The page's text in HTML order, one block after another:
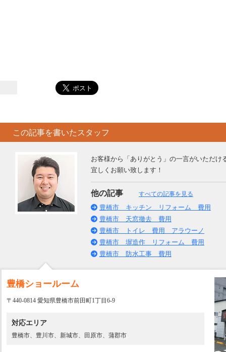
この記事を書いたスタッフ
お客様から「ありがとう」の一言がいただけ
宜しくお願い致します！
他の記事 すべての記事を見る
豊橋市 キッチン リフォーム 費用
豊橋市 天窓撤去 費用
豊橋市 トイレ 費用 アラウーノ
豊橋市 塀造作 リフォーム 費用
豊橋市 防水工事 費用
豊橋ショールーム
〒440-0814 愛知県豊橋市前田町1丁目6-9
対応エリア
豊橋市、豊川市、新城市、田原市、蒲郡市